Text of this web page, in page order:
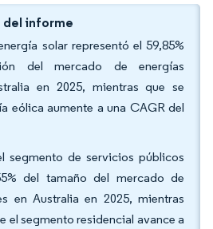
del informe
solar representó el 59,85%
del mercado de energías
en 2025, mientras que se
eólica aumente a una CAGR del
segmento de servicios públicos
del tamaño del mercado de
en Australia en 2025, mientras
el segmento residencial avance a